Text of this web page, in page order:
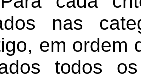
nas
em ordem
todos